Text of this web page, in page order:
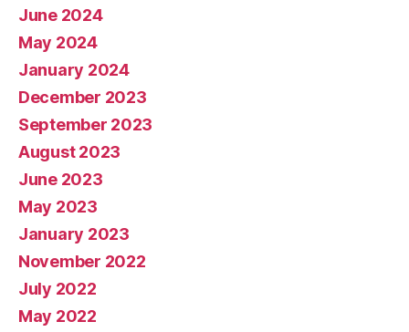
June 2024
May 2024
January 2024
December 2023
September 2023
August 2023
June 2023
May 2023
January 2023
November 2022
July 2022
May 2022